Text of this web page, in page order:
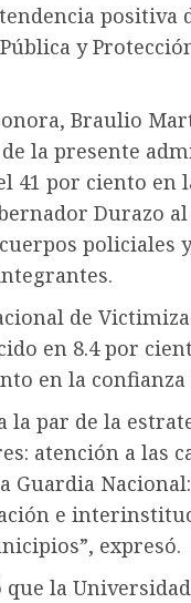
positiva
y
Braulio
la presente
41 por ciento en
Durazo
policiales
de
en 8.4 por
en la confianza
la par de la
atención a las
Guardia
e
expresó.
la